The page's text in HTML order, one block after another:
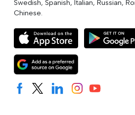
Swedish, Spanish, Italian, Russian,
Chinese.